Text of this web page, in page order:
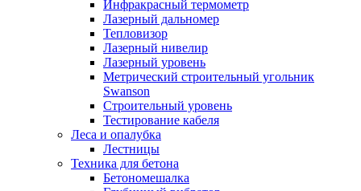
Инфракрасный термометр
Лазерный дальномер
Тепловизор
Лазерный нивелир
Лазерный уровень
Метрический строительный угольник
Swanson
Строительный уровень
Тестирование кабеля
Леса и опалубка
Лестницы
Техника для бетона
Бетономешалка